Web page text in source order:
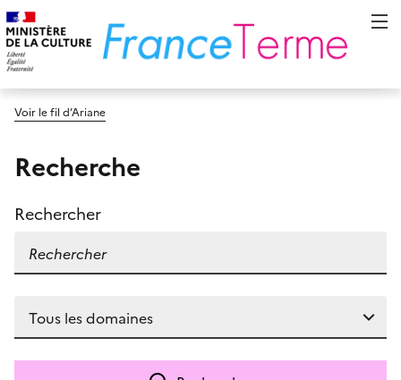
Voir le fil d’Ariane
Recherche
Rechercher